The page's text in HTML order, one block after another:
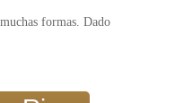
formas. Dado